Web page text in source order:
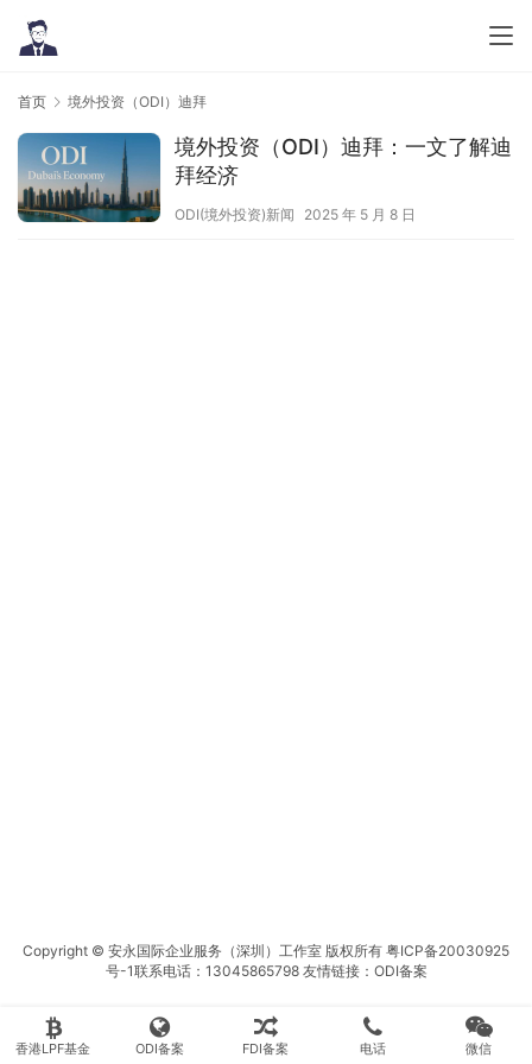
首页 境外投资（ODI）迪拜
境外投资（ODI）迪拜：一文了解迪
拜经济
ODI(境外投资)新闻 2025 年 5 月 8 日
Copyright © 安永国际企业服务（深圳）工作室 版权所有 粤ICP备20030925
号-1联系电话：13045865798 友情链接： ODI备案
香港LPF基金 ODI备案 FDI备案 电话 微信